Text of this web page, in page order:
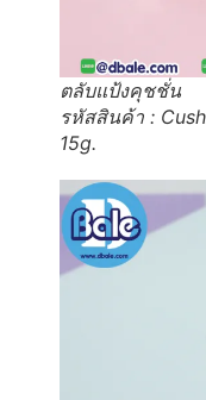
ตลับแป้งคุชชั่น
รหัสสินค้า :
15g.